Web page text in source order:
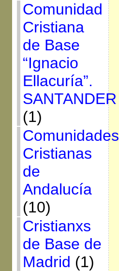
Comunidad
Cristiana
de Base
“Ignacio
Ellacuría”.
SANTANDER
(1)
Comunidades
Cristianas
de
Andalucía
(10)
Cristianxs
de Base de
Madrid (1)